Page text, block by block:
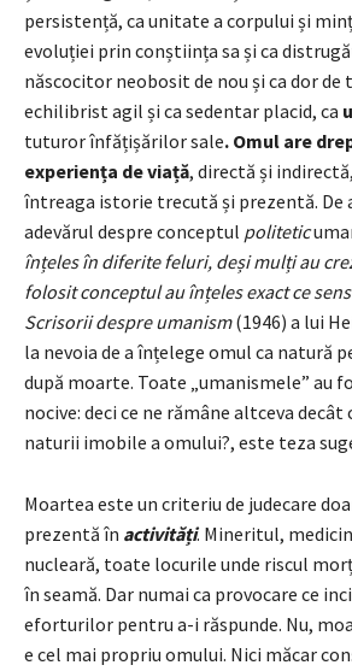
persistență, ca unitate a corpului și
evoluției prin conștiința sa și ca
născocitor neobosit de nou și ca dor de
echilibrist agil și ca sedentar placid, ca
tuturor înfățișărilor sale. Omul are
experiența de viață, directă și
întreaga istorie trecută și prezentă. De
adevărul despre conceptul politetic
înțeles în diferite feluri, deși mulți au
folosit conceptul au înțeles exact ce
Scrisorii despre umanism(1946) a lui
la nevoia de a înțelege omul ca natură
după moarte. Toate „umanismele” au
nocive: deci ce ne rămâne altceva
naturii imobile a omului?, este teza
Moartea este un criteriu de judecare
prezentă în activități. Mineritul,
nucleară, toate locurile unde riscul
în seamă. Dar numai ca provocare ce
eforturilor pentru a-i răspunde. Nu,
e cel mai propriu omului. Nici măcar